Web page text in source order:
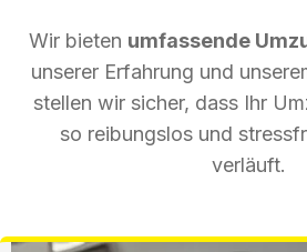
Wir bieten umfassende
unserer Erfahrung und
stellen wir sicher, dass Ihr
so reibungslos und
verläuft.